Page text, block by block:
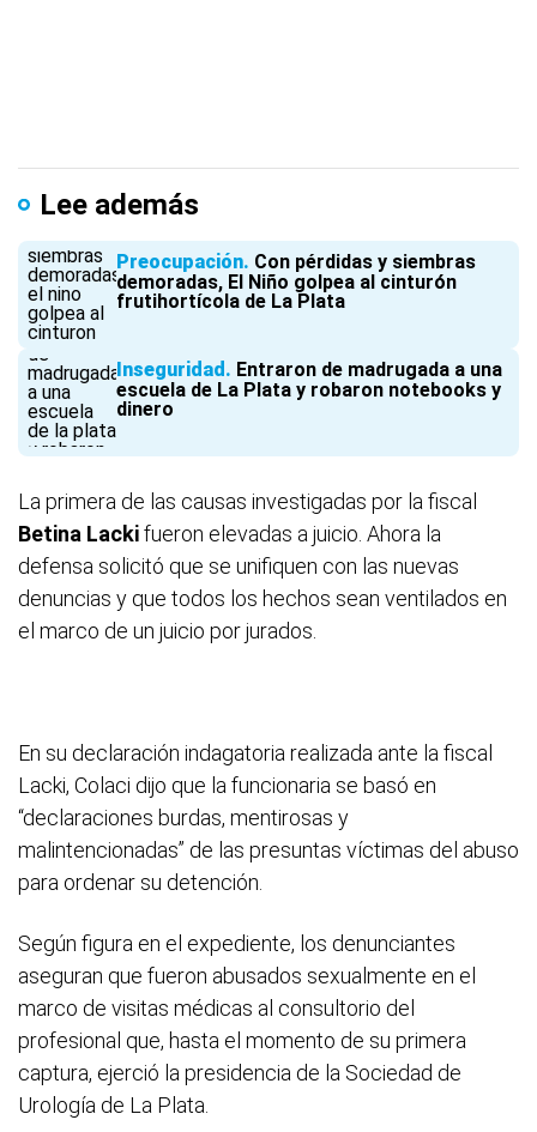
Lee además
Preocupación Con pérdidas y siembras
demoradas, El Niño golpea al cinturón
frutihortícola de La Plata
Inseguridad
Entraron de madrugada a una
escuela de La Plata y robaron notebooks y
dinero
La primera de las causas investigadas por la fiscal
Betina Lackifueron elevadas a juicio. Ahora la
defensa solicitó que se unifiquen con las nuevas
denuncias y que todos los hechos sean ventilados en
el marco de un juicio por jurados.
En su declaración indagatoria realizada ante la fiscal
Lacki, Colaci dijo que la funcionaria se basó en
“declaraciones burdas, mentirosas y
malintencionadas” de las presuntas víctimas del abuso
para ordenar su detención.
Según figura en el expediente, los denunciantes
aseguran que fueron abusados sexualmente en el
marco de visitas médicas al consultorio del
profesional que, hasta el momento de su primera
captura, ejerció la presidencia de la Sociedad de
Urología de La Plata.